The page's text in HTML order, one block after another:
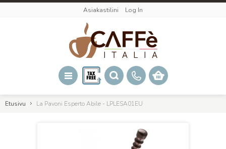
Asiakastilini Log In
Etusivu La Pavoni Esperto Abile - LPLESA01EU